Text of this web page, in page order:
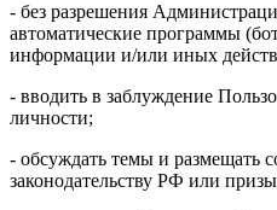
- без разрешения
автоматические программы
информации и/или иных
- вводить в заблуждение
личности;
- обсуждать темы и размещать
законодательству РФ или